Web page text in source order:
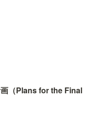
（Plans for the Final